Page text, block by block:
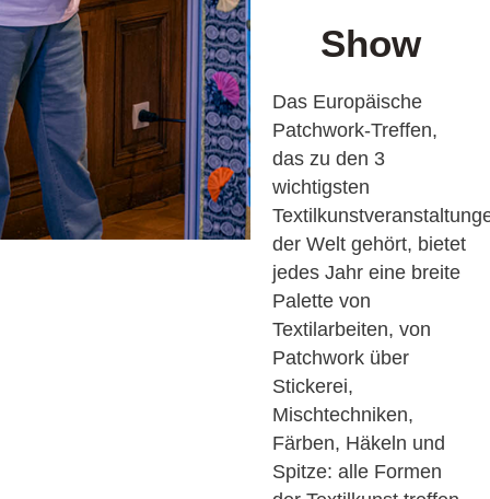
Show
Das Europäische
Patchwork-Treffen,
das zu den 3
wichtigsten
der Welt gehört, bietet
jedes Jahr eine breite
Palette von
Textilarbeiten, von
Patchwork über
Stickerei,
Mischtechniken,
Färben, Häkeln und
Spitze: alle Formen